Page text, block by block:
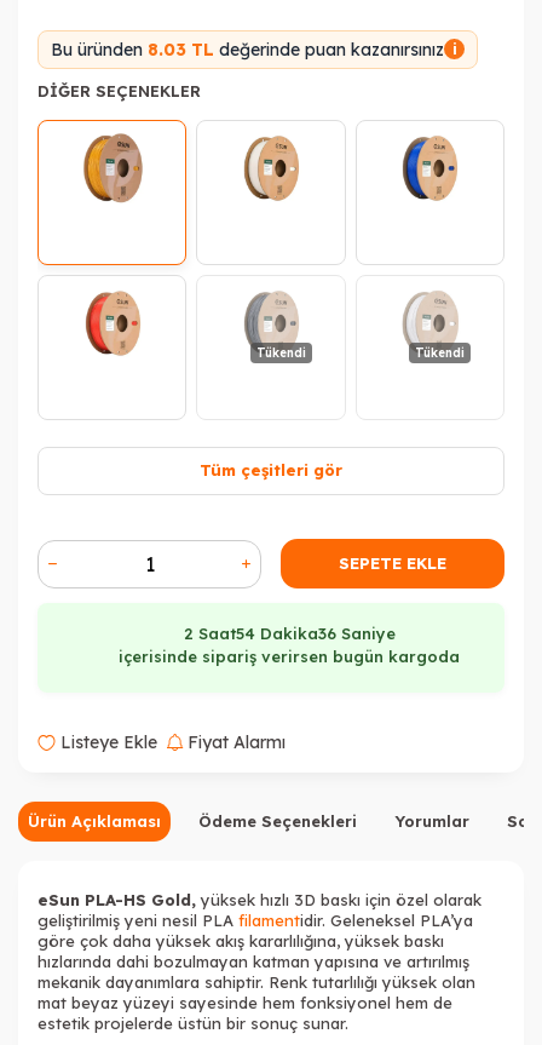
Bu üründen 8.03 TL değerinde puan kazanırsınız i
DIĞER SEÇENEKLER
Tükendi Tükendi
Tükendi
Tüm çeşitleri gör
SEPETE EKLE
2 Saat54 Dakika35 Saniye
içerisinde sipariş verirsen bugün kargoda
Listeye Ekle Fiyat Alarmı
Ürün Açıklaması Ödeme Seçenekleri Yorumlar
eSun PLA-HS Gold,yüksek hızlı 3D baskı için özel olarak
geliştirilmiş yeni nesil PLA filamentidir. Geleneksel PLA’ya
göre çok daha yüksek akış kararlılığına, yüksek baskı
hızlarında dahi bozulmayan katman yapısına ve artırılmış
mekanik dayanımlara sahiptir. Renk tutarlılığı yüksek olan
mat beyaz yüzeyi sayesinde hem fonksiyonel hem de
estetik projelerde üstün bir sonuç sunar.